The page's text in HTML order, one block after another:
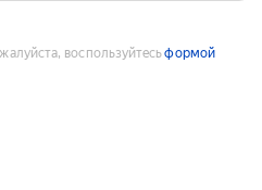
воспользуйтесьформой